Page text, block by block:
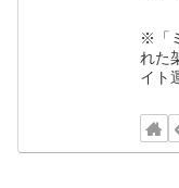
※「
れた
イト